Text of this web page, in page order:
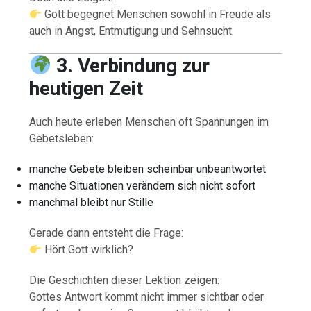
Gott begegnet Menschen sowohl in Freude als
auch in Angst, Entmutigung und Sehnsucht.
3. Verbindung zur
heutigen Zeit
Auch heute erleben Menschen oft Spannungen im
Gebetsleben:
manche Gebete bleiben scheinbar unbeantwortet
manche Situationen verändern sich nicht sofort
manchmal bleibt nur Stille
Gerade dann entsteht die Frage:
Hört Gott wirklich?
Die Geschichten dieser Lektion zeigen:
Gottes Antwort kommt nicht immer sichtbar oder